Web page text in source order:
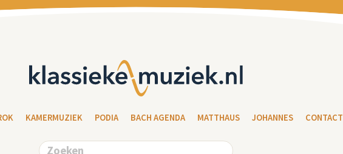
KAMERMUZIEK PODIA BACH AGENDA MATTHAUS JOHANNES CONTACT